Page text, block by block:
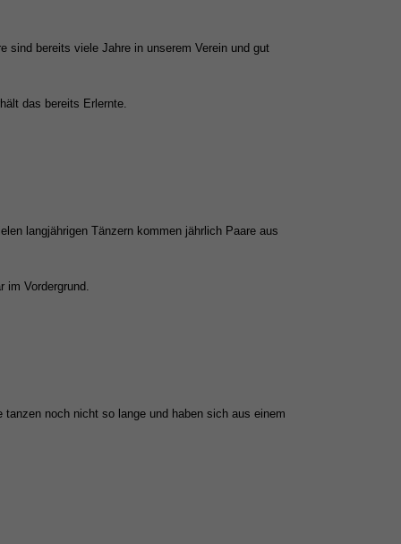
sind bereits viele Jahre in unserem Verein und gut
das bereits Erlernte.
langjährigen Tänzern kommen jährlich Paare aus
im Vordergrund.
noch nicht so lange und haben sich aus einem